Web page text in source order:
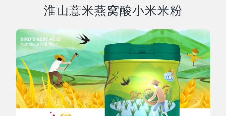
淮山薏米燕窝酸小米米粉